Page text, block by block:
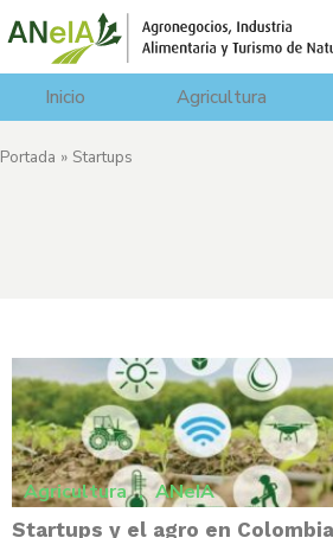
Inicio Agricultura
Portada » Startups
Agricultura , ANeIA
Startups y el agro en